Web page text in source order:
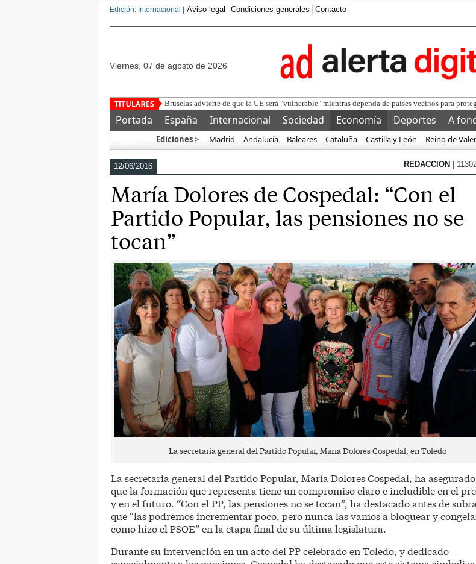
Edición: Internacional | Aviso legal Condiciones generales Contacto
viernes, 07 de agosto de 2026
Detenido u
Portada España Internacional Sociedad Economía Deportes A
Ediciones > Madrid Andalucía Baleares Cataluña Castilla y León Reino de
12/06/2016 REDACCION |
María Dolores de Cospedal: “Con el
Partido Popular, las pensiones no se
tocan”
La secretaria general del Partido Popular, María Dolores Cospedal, en Toledo
La secretaria general del Partido Popular, María Dolores Cospedal, ha
que la formación que representa tiene un compromiso claro e ineludible en el
y en el futuro. “Con el PP, las pensiones no se tocan”, ha destacado antes de
que “las podremos incrementar poco, pero nunca las vamos a bloquear y
como hizo el PSOE” en la etapa final de su última legislatura.
Durante su intervención en un acto del PP celebrado en Toledo, y dedicado